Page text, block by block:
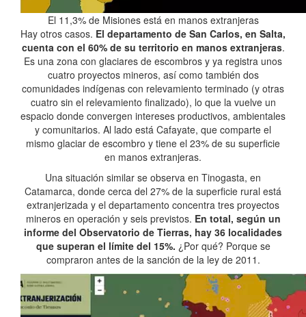
El 11,3% de Misiones está en manos extranjeras
Hay otros casos. El departamento de San Carlos, en Salta,
cuenta con el 60% de su territorio en manos extranjeras.
Es una zona con glaciares de escombros y ya registra unos
cuatro proyectos mineros, así como también dos
comunidades indígenas con relevamiento terminado (y otras
cuatro sin el relevamiento finalizado), lo que la vuelve un
espacio donde convergen intereses productivos, ambientales
y comunitarios. Al lado está Cafayate, que comparte el
mismo glaciar de escombro y tiene el 23% de su superficie
en manos extranjeras.
Una situación similar se observa en Tinogasta, en
Catamarca, donde cerca del 27% de la superficie rural está
extranjerizada y el departamento concentra tres proyectos
mineros en operación y seis previstos. En total, según un
informe del Observatorio de Tierras, hay 36 localidades
que superan el límite del 15%. ¿Por qué? Porque se
compraron antes de la sanción de la ley de 2011.